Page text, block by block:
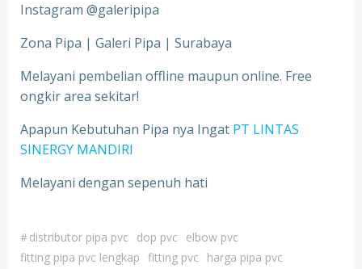
Instagram @galeripipa
Zona Pipa | Galeri Pipa | Surabaya
Melayani pembelian offline maupun online. Free
ongkir area sekitar!
Apapun Kebutuhan Pipa nya Ingat PT LINTAS
SINERGY MANDIRI
Melayani dengan sepenuh hati
#distributor pipa pvc dop pvc
elbow pvc
fitting pipa pvc lengkap fitting pvc
harga pipa pvc